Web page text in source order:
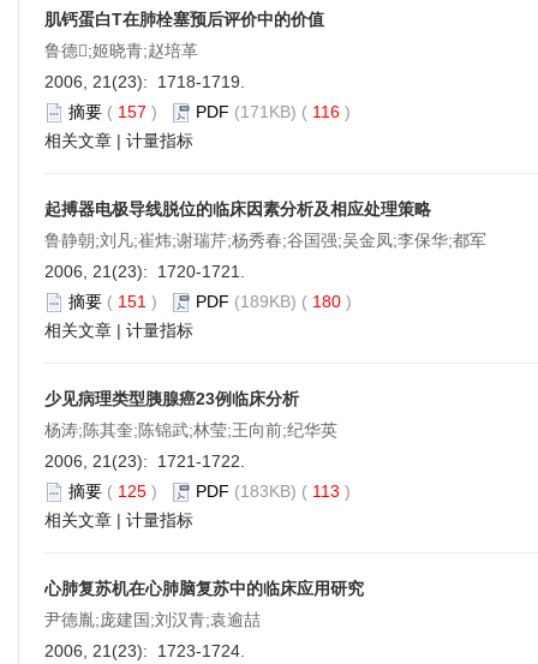
肌钙蛋白T在肺栓塞预后评价中的价值
鲁德;姬晓青;赵培革
2006, 21(23): 1718-1719.
摘要 ( 157 ) PDF (171KB) ( 116 )
相关文章 | 计量指标
起搏器电极导线脱位的临床因素分析及相应处理策略
鲁静朝;刘凡;崔炜;谢瑞芹;杨秀春;谷国强;吴金凤;李保华;都军
2006, 21(23): 1720-1721.
摘要 ( 151 ) PDF (189KB) ( 180 )
相关文章 | 计量指标
少见病理类型胰腺癌23例临床分析
杨涛;陈其奎;陈锦武;林莹;王向前;纪华英
2006, 21(23): 1721-1722.
摘要 ( 125 ) PDF (183KB) ( 113 )
相关文章 | 计量指标
心肺复苏机在心肺脑复苏中的临床应用研究
尹德胤;庞建国;刘汉青;袁逾喆
2006, 21(23): 1723-1724.